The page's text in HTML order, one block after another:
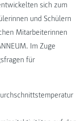
sich zum
und Schülern
Mitarbeiterinnen
Im Zuge
für